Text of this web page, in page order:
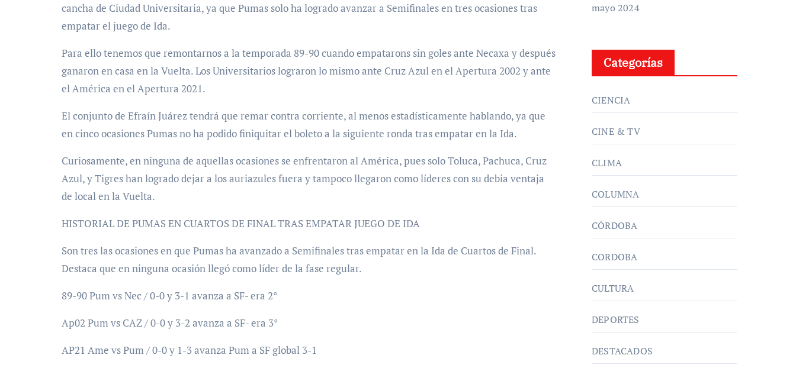
cancha de Ciudad Universitaria, ya que Pumas solo ha logrado avanzar a Semifinales en tres ocasiones tras
empatar el juego de Ida.
Para ello tenemos que remontarnos a la temporada 89-90 cuando empatarons sin goles ante Necaxa y después
ganaron en casa en la Vuelta. Los Universitarios lograron lo mismo ante Cruz Azul en el Apertura 2002 y ante
el América en el Apertura 2021.
El conjunto de Efraín Juárez tendrá que remar contra corriente, al menos estadísticamente hablando, ya que
en cinco ocasiones Pumas no ha podido finiquitar el boleto a la siguiente ronda tras empatar en la Ida.
Curiosamente, en ninguna de aquellas ocasiones se enfrentaron al América, pues solo Toluca, Pachuca, Cruz
Azul, y Tigres han logrado dejar a los auriazules fuera y tampoco llegaron como líderes con su debia ventaja
de local en la Vuelta.
HISTORIAL DE PUMAS EN CUARTOS DE FINAL TRAS EMPATAR JUEGO DE IDA
Son tres las ocasiones en que Pumas ha avanzado a Semifinales tras empatar en la Ida de Cuartos de Final.
Destaca que en ninguna ocasión llegó como líder de la fase regular.
89-90 Pum vs Nec / 0-0 y 3-1 avanza a SF- era 2°
Ap02 Pum vs CAZ / 0-0 y 3-2 avanza a SF- era 3°
AP21 Ame vs Pum / 0-0 y 1-3 avanza Pum a SF global 3-1
mayo 2024
Categorías
CIENCIA
CINE & TV
CLIMA
COLUMNA
CÓRDOBA
CORDOBA
CULTURA
DEPORTES
DESTACADOS